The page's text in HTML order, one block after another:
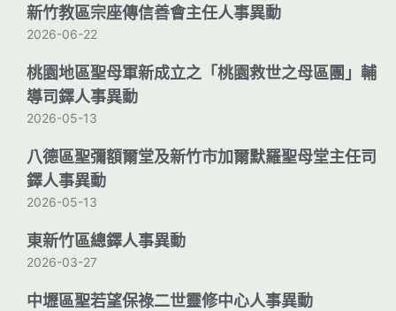
新竹教區宗座傳信善會主任人事異動
2026-06-22
桃園地區聖母軍新成立之「桃園救世之母區團」輔
導司鐸人事異動
2026-05-13
八德區聖彌額爾堂及新竹市加爾默羅聖母堂主任司
鐸人事異動
2026-05-13
東新竹區總鐸人事異動
2026-03-27
中壢區聖若望保祿二世靈修中心人事異動